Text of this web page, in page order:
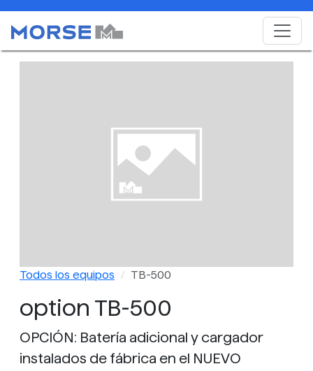
Todos los equipos TB-500
option TB-500
OPCIÓN: Batería adicional y cargador
instalados de fábrica en el NUEVO